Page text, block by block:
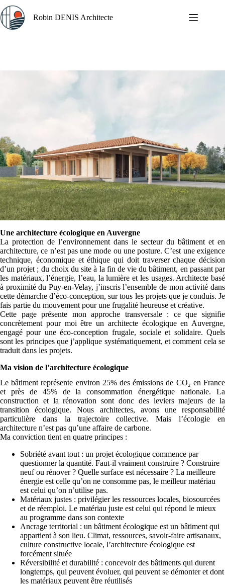
Passer
au
contenu
Robin DENIS Architecte
Une architecture écologique en Auvergne
La protection de l’environnement dans le secteur du bâtiment et en
architecture, ce n’est pas une mode ou une posture. C’est une exigence
technique, économique et éthique qui doit traverser chaque décision
d’un projet ; du choix du site à la fin de vie du bâtiment, en passant par
les matériaux, l’énergie, l’eau, la lumière et les usages. Architecte basé
à proximité du Puy-en-Velay, j’inscris l’ensemble de mon activité dans
cette démarche d’éco-conception, sur tous les projets que je conduis. Je
fais partie du mouvement pour une frugalité heureuse et créative.
Cette page présente mon approche transversale : ce que signifie
concrètement pour moi être un architecte écologique en Auvergne,
engagé pour une éco-conception frugale, sociale et solidaire. Quels
sont les principes que j’applique systématiquement, et comment cela se
traduit dans les projets.
Ma vision de l’architecture écologique
Le bâtiment représente environ 25% des émissions de CO₂ en France
et près de 45% de la consommation énergétique nationale. La
construction et la rénovation sont donc des leviers majeurs de la
transition écologique. Nous architectes, avons une responsabilité
particulière dans la trajectoire collective. Mais l’écologie en
architecture n’est pas qu’une affaire de carbone.
Ma conviction tient en quatre principes :
Sobriété avant tout : un projet écologique commence par
questionner la quantité. Faut-il vraiment construire ? Construire
neuf ou rénover ? Quelle surface est nécessaire ? La meilleure
énergie est celle qu’on ne consomme pas, le meilleur matériau
est celui qu’on n’utilise pas.
Matériaux justes : privilégier les ressources locales, biosourcées
et de réemploi. Le matériau juste est celui qui répond le mieux
au programme dans son contexte
Ancrage territorial : un bâtiment écologique est un bâtiment qui
appartient à son lieu. Climat, ressources, savoir-faire artisanaux,
culture constructive locale, l’architecture écologique est
forcément située
Réversibilité et durabilité : concevoir des bâtiments qui durent
longtemps, qui peuvent évoluer, qui peuvent se démonter et dont
les matériaux peuvent être réutilisés